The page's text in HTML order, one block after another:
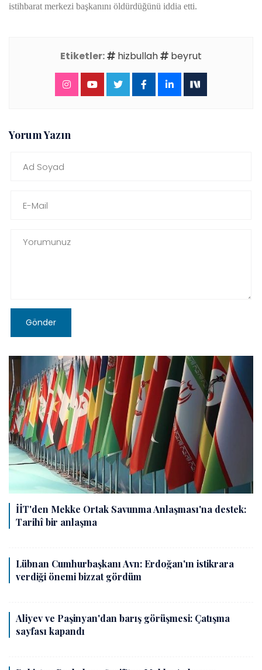
istihbarat merkezi başkanını öldürdüğünü iddia etti.
Etiketler: hizbullah beyrut
Yorum Yazın
Gönder
İİT'den Mekke Ortak Savunma Anlaşması'na destek:
Tarihî bir anlaşma
Lübnan Cumhurbaşkanı Avn: Erdoğan'ın istikrara
verdiği önemi bizzat gördüm
Aliyev ve Paşinyan'dan barış görüşmesi: Çatışma
sayfası kapandı